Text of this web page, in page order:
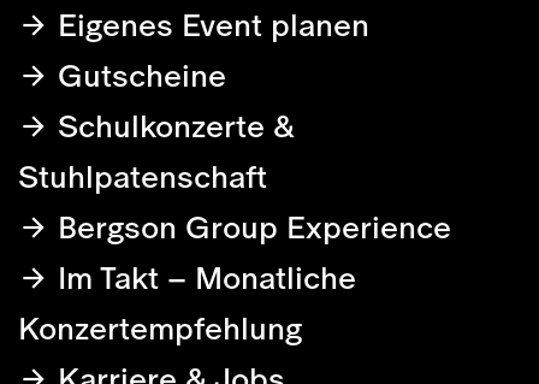
Eigenes Event planen
Gutscheine
Schulkonzerte &
Stuhlpatenschaft
Bergson Group Experience
Im Takt – Monatliche
Konzertempfehlung